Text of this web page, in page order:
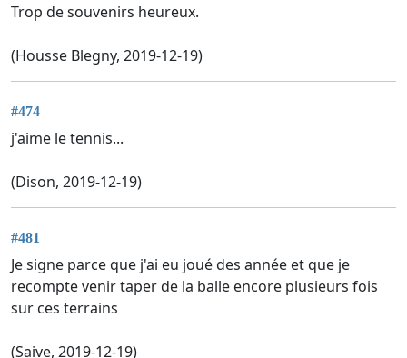
Trop de souvenirs heureux.
(Housse Blegny, 2019-12-19)
#474
j'aime le tennis...
(Dison, 2019-12-19)
#481
Je signe parce que j'ai eu joué des année et que je
recompte venir taper de la balle encore plusieurs fois
sur ces terrains
(Saive, 2019-12-19)